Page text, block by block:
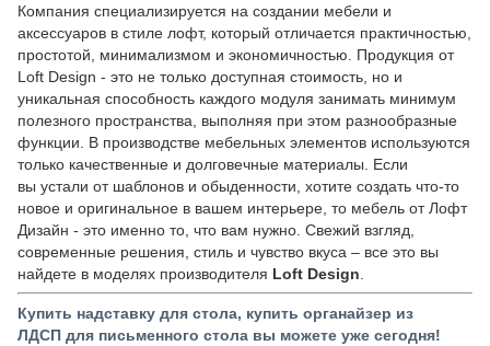
Компания специализируется на создании мебели и
аксессуаров в стиле лофт, который отличается практичностью,
простотой, минимализмом и экономичностью. Продукция от
Loft Design - это не только доступная стоимость, но и
уникальная способность каждого модуля занимать минимум
полезного пространства, выполняя при этом разнообразные
функции. В производстве мебельных элементов используются
только качественные и долговечные материалы. Если
вы устали от шаблонов и обыденности, хотите создать что-то
новое и оригинальное в вашем интерьере, то мебель от Лофт
Дизайн - это именно то, что вам нужно. Свежий взгляд,
современные решения, стиль и чувство вкуса – все это вы
найдете в моделях производителя Loft Design
Купить надставку для стола, купить органайзер из
ЛДСП для письменного стола вы можете уже сегодня!